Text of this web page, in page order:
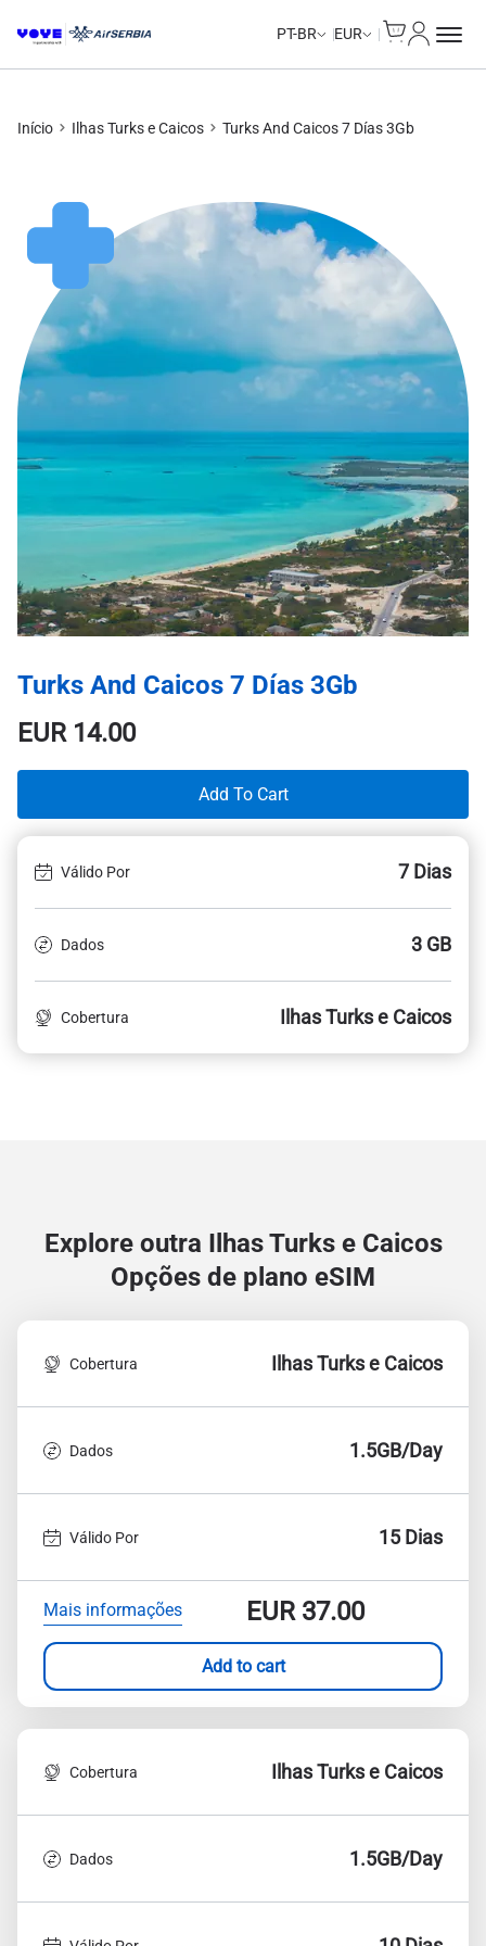
PT-BR EUR
Início Ilhas Turks e Caicos Turks And Caicos 7 Días 3Gb
Turks And Caicos 7 Días 3Gb
EUR14.00
Add To Cart
Válido Por 7 Dias
Dados 3 GB
Cobertura Ilhas Turks e Caicos
Explore outra Ilhas Turks e Caicos
Opções de plano eSIM
Cobertura Ilhas Turks e Caicos
Dados 1.5GB/Day
Válido Por 15 Dias
Mais informações EUR37.00
Add to cart
Cobertura Ilhas Turks e Caicos
Dados 1.5GB/Day